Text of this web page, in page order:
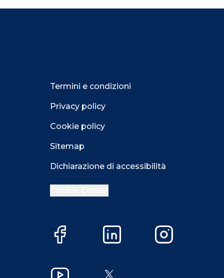
Termini e condizioni
Privacy policy
Cookie policy
Sitemap
Dichiarazione di accessibilità
Facebook LinkedIn Instagram